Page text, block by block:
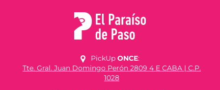
PickUp ONCE:
Tte. Gral. Juan Domingo Perón 2809 4 E CABA | C.P.
1028